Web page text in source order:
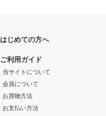
はじめての方へ
ご利用ガイド
当サイトについて
会員について
お買物方法
お支払い方法